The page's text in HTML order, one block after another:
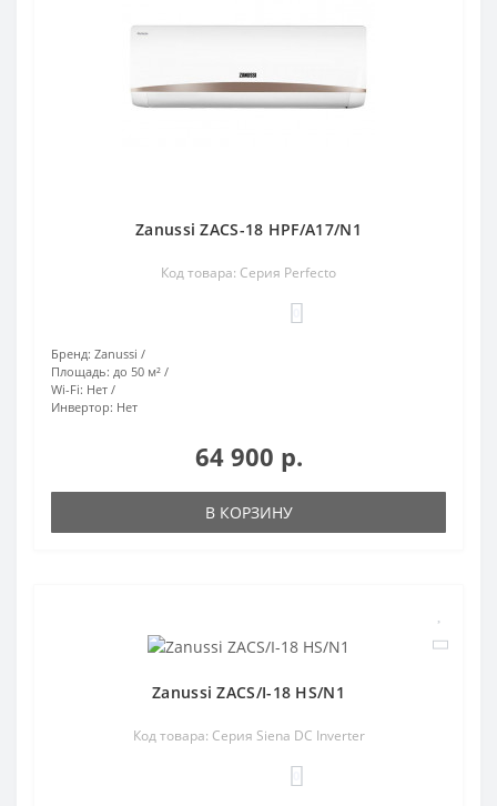
Zanussi ZACS-18 HPF/A17/N1
Код товара: Серия Perfecto
Бренд: Zanussi
Площадь: до 50 м²
Wi-Fi: Нет
Инвертор: Нет
64 900 р.
В КОРЗИНУ
Zanussi ZACS/I-18 HS/N1
Код товара: Серия Siena DC Inverter